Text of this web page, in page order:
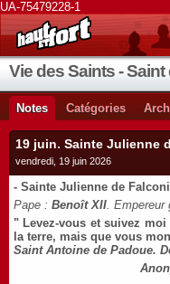
UA-75479228-1
Vie des Saints -
Notes Catégories
19 juin. Sainte Julienne
vendredi, 19 juin 2026
- Sainte Julienne de
Pape : Benoît XII. Empereur
" Levez-vous et suivez
la terre, mais que vous
Saint Antoine de Padoue.